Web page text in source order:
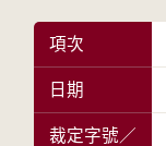
項次
日期
裁定字號／